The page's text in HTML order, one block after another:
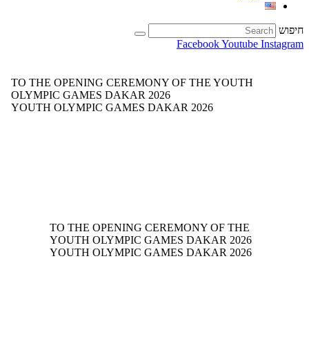
חיפוש
FacebookYoutube Instagram